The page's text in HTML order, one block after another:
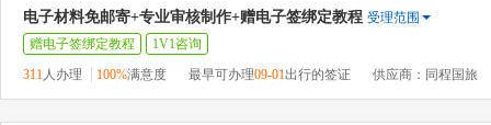
电子材料免邮寄+专业审核制作+赠电子签绑定教程 受理范围
赠电子签绑定教程
1V1咨询
311人办理 100%满意度 最早可办理09-01出行的签证 供应商：同程国旅